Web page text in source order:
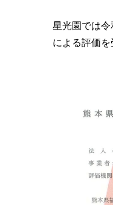
星光園では令
による評価を